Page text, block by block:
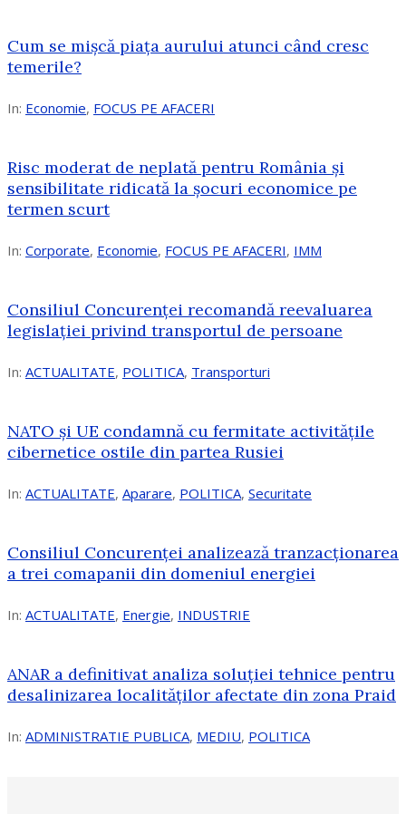
Cum se mișcă piața aurului atunci când cresc
temerile?
In: Economie, FOCUS PE AFACERI
Risc moderat de neplată pentru România și
sensibilitate ridicată la șocuri economice pe
termen scurt
In: Corporate, Economie, FOCUS PE AFACERI, IMM
Consiliul Concurenței recomandă reevaluarea
legislației privind transportul de persoane
In: ACTUALITATE, POLITICA, Transporturi
NATO și UE condamnă cu fermitate activitățile
cibernetice ostile din partea Rusiei
In: ACTUALITATE, Aparare, POLITICA, Securitate
Consiliul Concurenţei analizează tranzacționarea
a trei comapanii din domeniul energiei
In: ACTUALITATE, Energie, INDUSTRIE
ANAR a definitivat analiza soluției tehnice pentru
desalinizarea localităților afectate din zona Praid
In: ADMINISTRATIE PUBLICA, MEDIU, POLITICA